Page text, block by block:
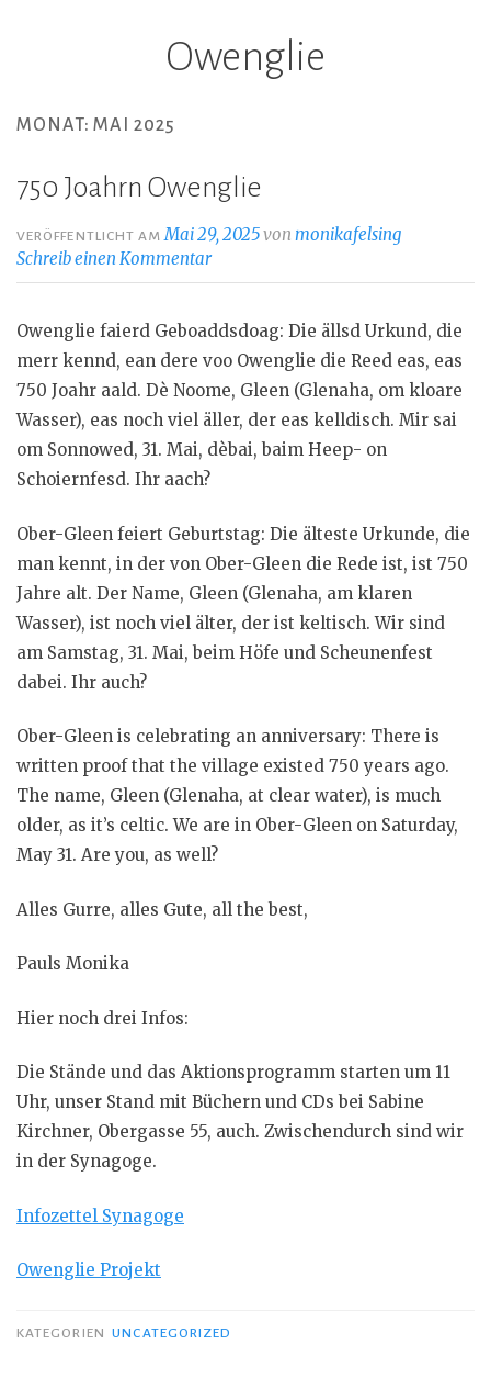
Owenglie
MONAT: MAI 2025
750 Joahrn Owenglie
VERÖFFENTLICHT AMMai 29, 2025vonmonikafelsing
Schreib einen Kommentar
Owenglie faierd Geboaddsdoag: Die ällsd Urkund, die
merr kennd, ean dere voo Owenglie die Reed eas, eas
750 Joahr aald. Dè Noome, Gleen (Glenaha, om kloare
Wasser), eas noch viel äller, der eas kelldisch. Mir sai
om Sonnowed, 31. Mai, dèbai, baim Heep- on
Schoiernfesd. Ihr aach?
Ober-Gleen feiert Geburtstag: Die älteste Urkunde, die
man kennt, in der von Ober-Gleen die Rede ist, ist 750
Jahre alt. Der Name, Gleen (Glenaha, am klaren
Wasser), ist noch viel älter, der ist keltisch. Wir sind
am Samstag, 31. Mai, beim Höfe und Scheunenfest
dabei. Ihr auch?
Ober-Gleen is celebrating an anniversary: There is
written proof that the village existed 750 years ago.
The name, Gleen (Glenaha, at clear water), is much
older, as it’s celtic. We are in Ober-Gleen on Saturday,
May 31. Are you, as well?
Alles Gurre, alles Gute, all the best,
Pauls Monika
Hier noch drei Infos:
Die Stände und das Aktionsprogramm starten um 11
Uhr, unser Stand mit Büchern und CDs bei Sabine
Kirchner, Obergasse 55, auch. Zwischendurch sind wir
in der Synagoge.
Infozettel Synagoge
Owenglie Projekt
KATEGORIEN UNCATEGORIZED